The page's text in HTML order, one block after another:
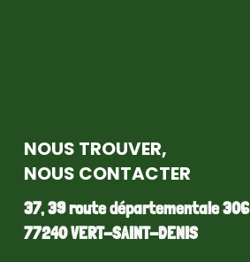
NOUS TROUVER,
NOUS CONTACTER
37, 39 route départementale 306
77240 VERT-SAINT-DENIS